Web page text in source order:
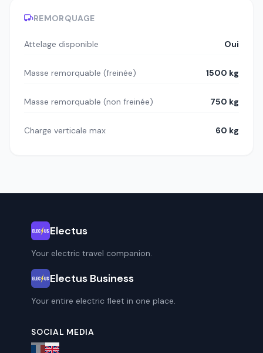
REMORQUAGE
Attelage disponible Oui
Masse remorquable (freinée) 1500 kg
Masse remorquable (non freinée) 750 kg
Charge verticale max 60 kg
Electus
Your electric travel companion.
Electus Business
Your entire electric fleet in one place.
SOCIAL MEDIA